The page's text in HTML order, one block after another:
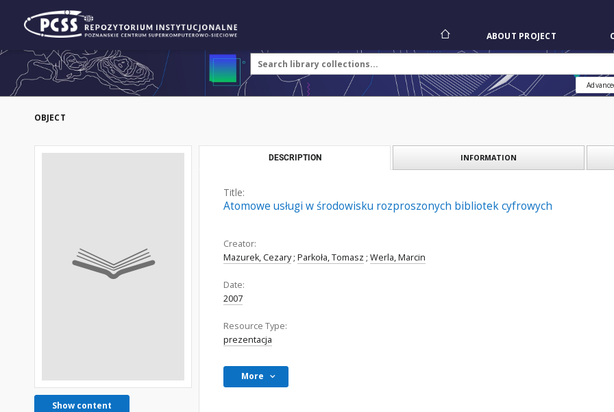
ABOUT PROJECT
OBJECT
Show content
DESCRIPTION INFORMATION
Title:
Atomowe usługi w środowisku rozproszonych bibliotek cyfrowych
Creator:
Mazurek, Cezary ; Parkoła, Tomasz ; Werla, Marcin
Date:
2007
Resource Type:
prezentacja
More